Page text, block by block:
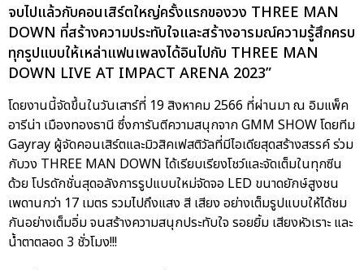
จบไปแล้วกับคอนเสิร์ตใหญ่ครั้งแรกของวง THREE MAN
DOWN ที่สร้างความประทับใจและสร้างอารมณ์ความรู้สึกครบ
ทุกรูปแบบให้เหล่าแฟนเพลงได้อินไปกับ THREE MAN
DOWN LIVE AT IMPACT ARENA 2023”
โดยงานนี้จัดขึ้นในวันเสาร์ที่ 19 สิงหาคม 2566 ที่ผ่านมา ณ อิมแพ็ค
อารีน่า เมืองทองธานี ซึ่งการันตีความสนุกจาก GMM SHOW โดยทีม
Gayray ผู้จัดคอนเสิร์ตและมิวสิคเฟสติวัลที่มีไอเดียสุดสร้างสรรค์ ร่วม
กับวง THREE MAN DOWN ได้เรียบเรียงโชว์และจัดเต็มในทุกซีน
ด้วย โปรดักชั่นสุดอลังการรูปแบบใหม่จัดจอ LED ขนาดยักษ์สูงชน
เพดานกว่า 17 เมตร รวมไปถึงแสง สี เสียง อย่างเต็มรูปแบบให้ได้ชม
กันอย่างเต็มอิ่ม จนสร้างความสนุกประทับใจ รอยยิ้ม เสียงหัวเราะ และ
น้ำตาตลอด 3 ชั่วโมง!!!